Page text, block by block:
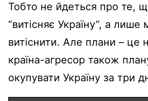
Тобто не йдеться про те,
“витісняє Україну”, а лише
витіснити. Але плани – це
країна-агресор також
окупувати Україну за три